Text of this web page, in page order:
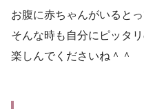
お腹に赤ちゃんがいると
そんな時も自分にピッタ
楽しんでくださいね＾＾